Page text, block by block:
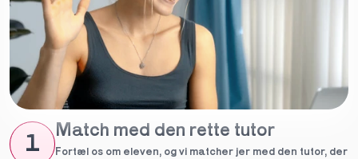
1
Match med den rette tutor
Fortæl os om eleven, og vi matcher jer med den tutor, der